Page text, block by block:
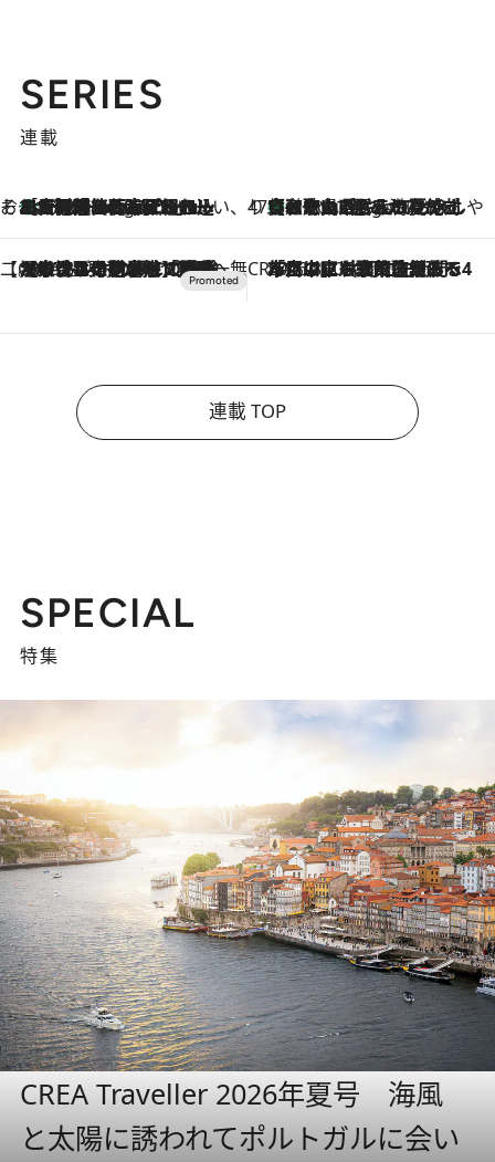
SERIES
連載
そおだよおこの関西おいしい、おやつ紀行4 Hours Ago
［大阪府箕面市］一皿一皿目の前で仕上げられる、料理を巧みに組み込んだアシェットデセールコース「ミチル アシェット デセール（Michiru assiette dessert）」 47都道府県の手みやげ ひんやりスイーツで夏を満喫
4 Hours Ago
【和歌山県】この夏絶対食べたい 冷やしておいしいおやつ3選 みかんがごろっと丸ごと入ったジュレ
【CREA×星野リゾート】唯一無二。癒しと発見が待つ場所へ
2026.8.7
【トンボの足水浴】ヒノキの香りに包まれて涼感マックス！約13℃の湧水かけ流しを避暑地「星野温泉 トンボの湯」で体験 CREA'S CHOICE
2026.8.7
「立川にも歌舞伎があるんだよ」 片岡仁左衛門・市川中車ら豪華座組みで4年目の立川立飛歌舞伎へ
連載 TOP
SPECIAL
特集
CREA Traveller 2026年夏号 海風
と太陽に誘われてポルトガルに会い